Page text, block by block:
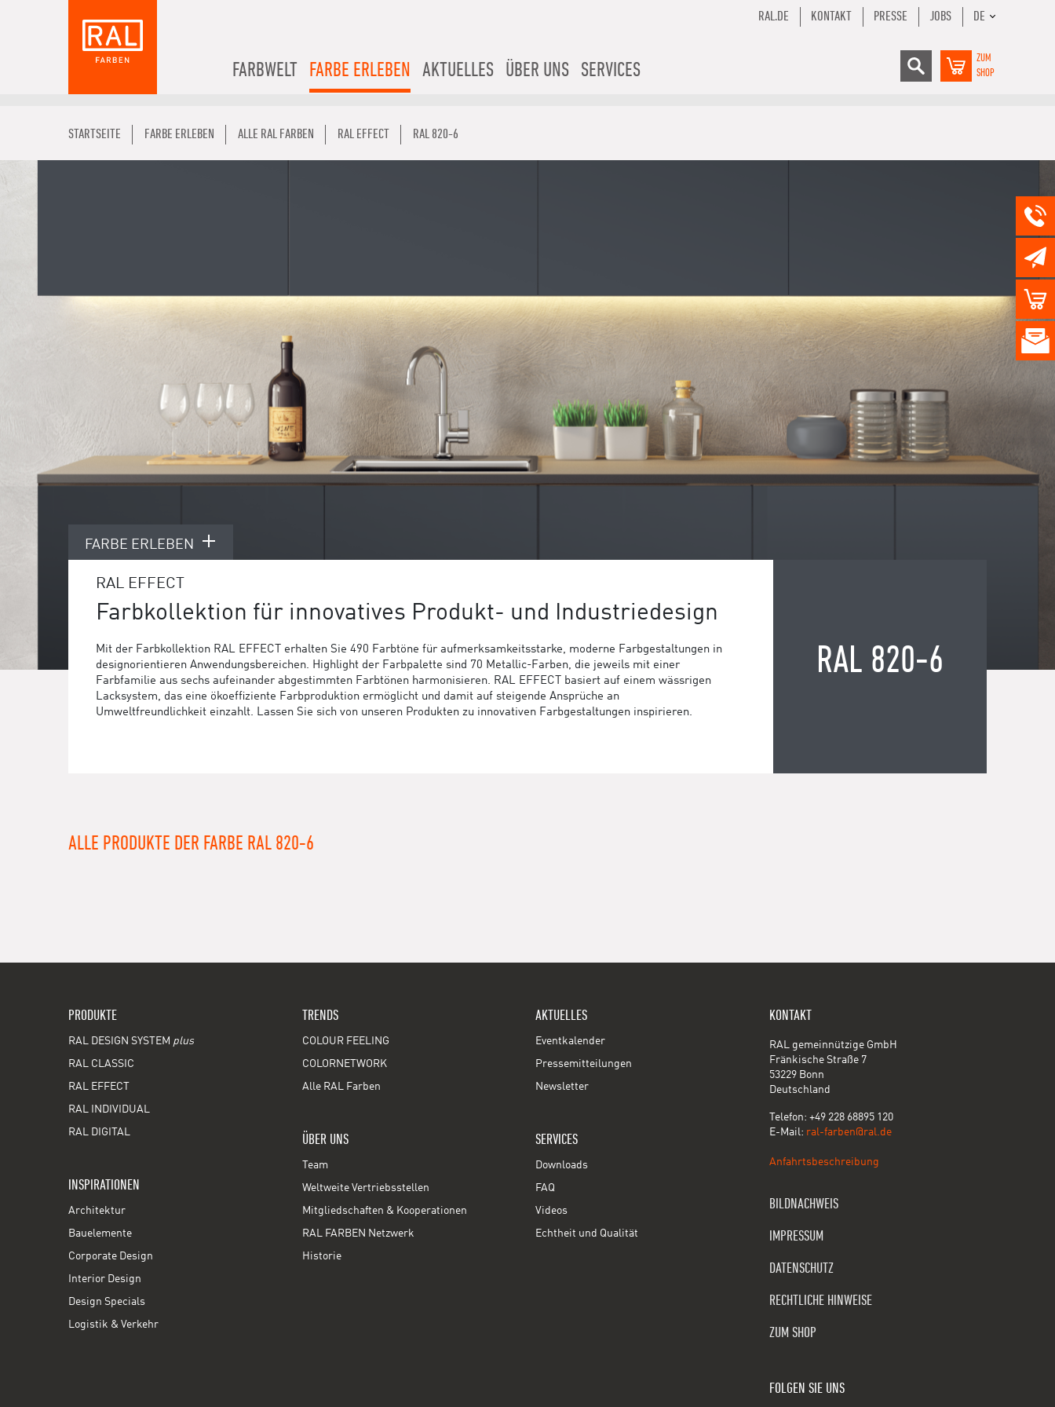
FARBWELT FARBE ERLEBEN AKTUELLES ÜBER UNS SERVICES
RAL.DE KONTAKT PRESSE JOBS DE
ZUM
SHOP
STARTSEITE FARBE ERLEBEN ALLE RAL FARBEN RAL EFFECT RAL 820-6
FARBE ERLEBEN
RAL EFFECT
Farbkollektion für innovatives Produkt- und Industriedesign
Mit der Farbkollektion RAL EFFECT erhalten Sie 490 Farbtöne für aufmerksamkeitsstarke, moderne Farbgestaltungen in
designorientieren Anwendungsbereichen. Highlight der Farbpalette sind 70 Metallic-Farben, die jeweils mit einer
Farbfamilie aus sechs aufeinander abgestimmten Farbtönen harmonisieren. RAL EFFECT basiert auf einem wässrigen
Lacksystem, das eine ökoeffiziente Farbproduktion ermöglicht und damit auf steigende Ansprüche an
Umweltfreundlichkeit einzahlt. Lassen Sie sich von unseren Produkten zu innovativen Farbgestaltungen inspirieren.
RAL 820-6
ALLE PRODUKTE DER FARBE RAL 820-6
PRODUKTE
RAL DESIGN SYSTEM plus
RAL CLASSIC
RAL EFFECT
RAL INDIVIDUAL
RAL DIGITAL
INSPIRATIONEN
Architektur
Bauelemente
Corporate Design
Interior Design
Design Specials
Logistik & Verkehr
TRENDS
COLOUR FEELING
COLORNETWORK
Alle RAL Farben
ÜBER UNS
Team
Weltweite Vertriebsstellen
Mitgliedschaften & Kooperationen
RAL FARBEN Netzwerk
Historie
AKTUELLES
Eventkalender
Pressemitteilungen
Newsletter
SERVICES
Downloads
FAQ
Videos
Echtheit und Qualität
KONTAKT
RAL gemeinnützige GmbH
Fränkische Straße 7
53229 Bonn
Deutschland
Telefon: +49 228 68895 120
E-Mail: ral-farben@ral.de
Anfahrtsbeschreibung
BILDNACHWEIS
IMPRESSUM
DATENSCHUTZ
RECHTLICHE HINWEISE
ZUM SHOP
FOLGEN SIE UNS